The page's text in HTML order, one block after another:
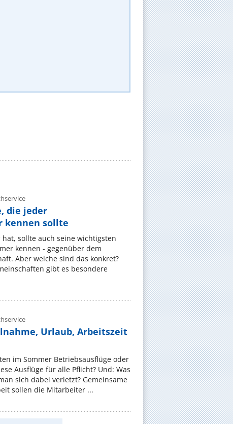
die jeder
kennen sollte
sollte auch seine wichtigsten
kennen - gegenüber dem
Aber welche sind das konkret?
gibt es besondere
Urlaub, Arbeitszeit
im Sommer Betriebsausflüge oder
Ausflüge für alle Pflicht? Und: Was
sich dabei verletzt? Gemeinsame
sollen die Mitarbeiter ...